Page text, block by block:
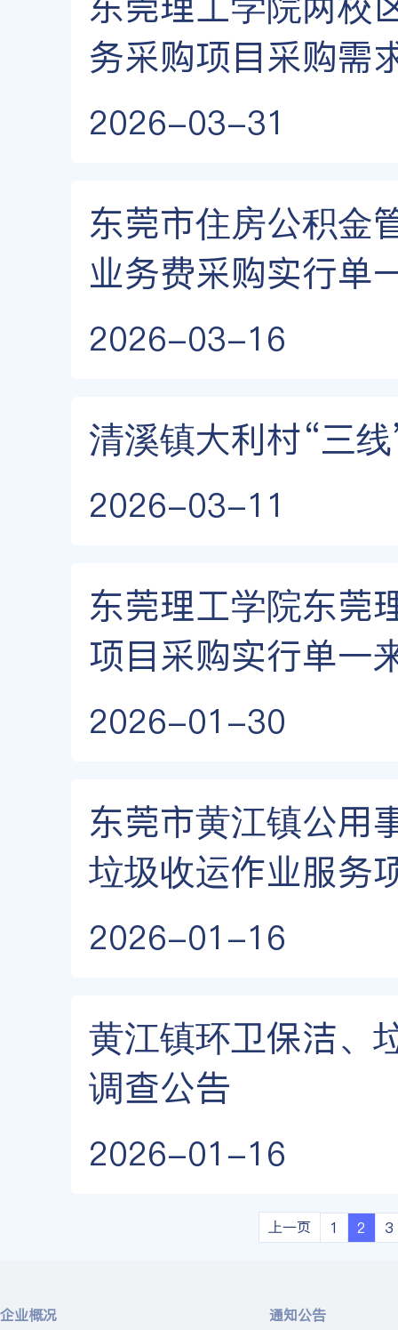
务采购项目采购需
2026-03-31
东莞市住房公积金
业务费采购实行单
2026-03-16
清溪镇大利村“三
2026-03-11
东莞理工学院东莞
项目采购实行单一
2026-01-30
东莞市黄江镇公用
垃圾收运作业服务
2026-01-16
黄江镇环卫保洁、
调查公告
2026-01-16
上一页 1 2 3
企业概况 通知公告